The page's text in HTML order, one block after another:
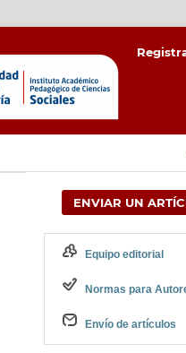
ENVIAR UN
Equipo editorial
Normas para
Envío de artículos